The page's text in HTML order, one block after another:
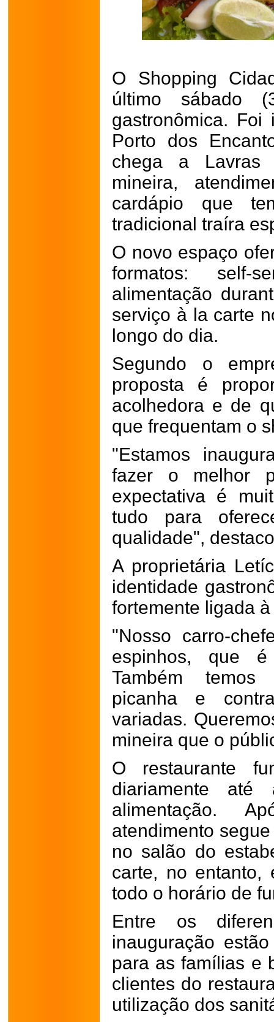
O Shopping
último sábado
gastronômica. Foi
Porto dos
chega a Lavras
mineira,
cardápio que
tradicional traíra
O novo espaço
formatos:
alimentação
serviço à la carte
longo do dia.
Segundo o
proposta é
acolhedora e de
que frequentam o
"Estamos
fazer o melhor
expectativa é
tudo para
qualidade",
A proprietária
identidade
fortemente ligada
"Nosso carro-
espinhos, que
Também
picanha e
variadas.
mineira que o
O restaurante
diariamente
alimentação.
atendimento
no salão do
carte, no entanto,
todo o horário de
Entre os
inauguração
para as famílias e
clientes do
utilização dos